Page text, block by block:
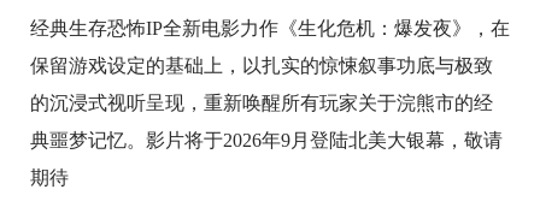
经典生存恐怖IP全新电影力作《生化危机：爆发夜》，在
保留游戏设定的基础上，以扎实的惊悚叙事功底与极致
的沉浸式视听呈现，重新唤醒所有玩家关于浣熊市的经
典噩梦记忆。影片将于2026年9月登陆北美大银幕，敬请
期待